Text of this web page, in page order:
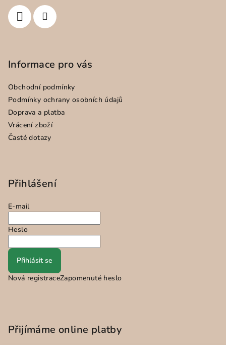
Informace pro vás
Obchodní podmínky
Podmínky ochrany osobních údajů
Doprava a platba
Vrácení zboží
Časté dotazy
Přihlášení
E-mail
Heslo
Přihlásit se
Nová registraceZapomenuté heslo
Přijímáme online platby